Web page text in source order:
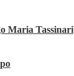
Maria Tassinari